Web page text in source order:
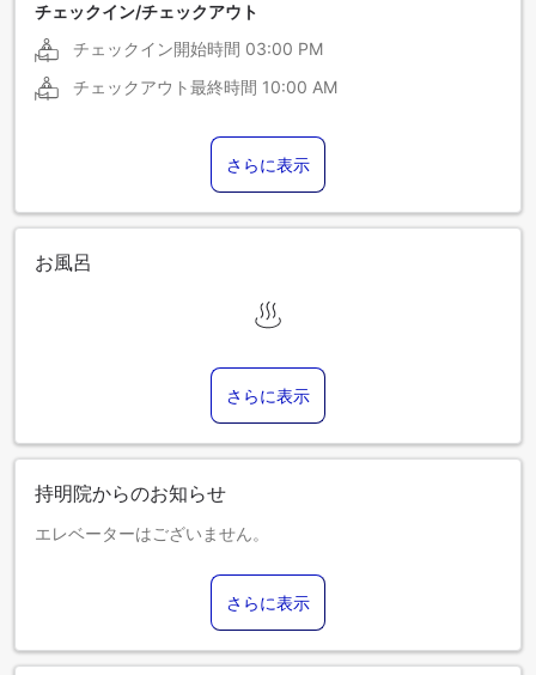
チェックイン/チェックアウト
チェックイン開始時間 03:00 PM
チェックアウト最終時間 10:00 AM
さらに表示
お風呂
さらに表示
持明院からのお知らせ
エレベーターはございません。
さらに表示